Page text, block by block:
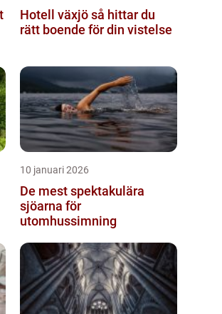
Hotell växjö så hittar du
rätt boende för din vistelse
10 januari 2026
De mest spektakulära
sjöarna för
utomhussimning